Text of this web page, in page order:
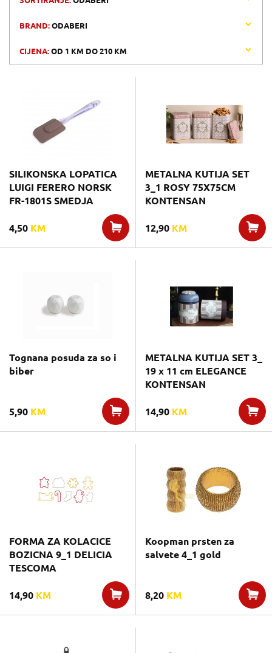
BRAND:ODABERI
CIJENA:OD 1 KM DO210 KM
SILIKONSKA LOPATICA
LUIGI FERERO NORSK
FR-1801S SMEDJA
4,50 KM
METALNA KUTIJA SET
3_1 ROSY 75X75CM
KONTENSAN
12,90 KM
Tognana posuda za so i
biber
5,90 KM
METALNA KUTIJA SET 3_
19 x 11 cm ELEGANCE
KONTENSAN
14,90 KM
FORMA ZA KOLACICE
BOZICNA 9_1 DELICIA
TESCOMA
14,90 KM
Koopman prsten za
salvete 4_1 gold
8,20 KM